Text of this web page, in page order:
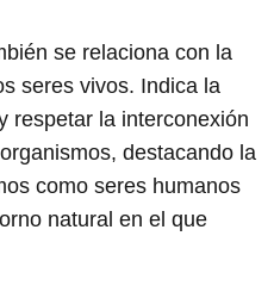
se relaciona con la
seres vivos. Indica la
respetar la interconexión
destacando la
como seres humanos
natural en el que